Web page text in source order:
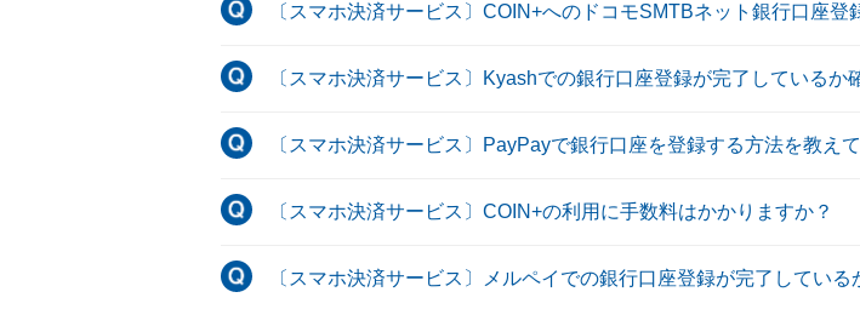
〔スマホ決済サービス〕COIN+へのドコモSMTBネット銀行口座登
〔スマホ決済サービス〕Kyashでの銀行口座登録が完了しているか
〔スマホ決済サービス〕PayPayで銀行口座を登録する方法を教え
〔スマホ決済サービス〕COIN+の利用に手数料はかかりますか？
〔スマホ決済サービス〕メルペイでの銀行口座登録が完了してい